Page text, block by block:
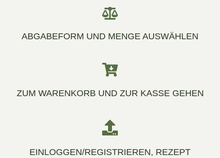
ABGABEFORM UND MENGE AUSWÄHLEN
ZUM WARENKORB UND ZUR KASSE GEHEN
EINLOGGEN/REGISTRIEREN, REZEPT